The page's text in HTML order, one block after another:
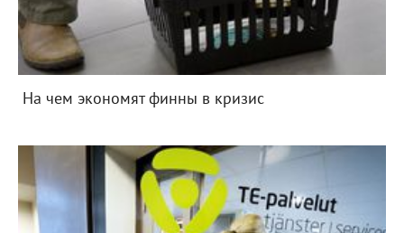
На чем экономят финны в кризис